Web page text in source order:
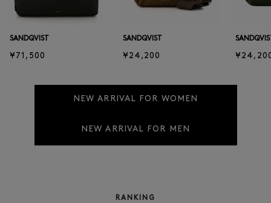
SANDQVIST
¥71,500
SANDQVIST
¥24,200
NEW ARRIVAL FOR WOMEN
NEW ARRIVAL FOR MEN
RANKING